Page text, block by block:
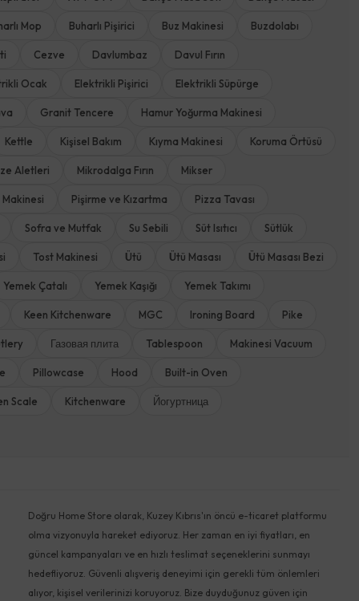
Mop Buharlı Pişirici Buz Makinesi Buzdolabı
Cezve Davlumbaz Davul Fırın
Ocak Elektrikli Pişirici Elektrikli Süpürge
Granit Tencere Hamur Yoğurma Makinesi
Kettle Kişisel Bakım Kıyma Makinesi Koruma Örtüsü
Aletleri Mikrodalga Fırın Mikser
Pişirme ve Kızartma Pizza Tavası
Sofra ve Mutfak Su Sebili Süt Isıtıcı Sütlük
Tost Makinesi Ütü Ütü Masası Ütü Masası Bezi
Yemek Çatalı Yemek Kaşığı Yemek Takımı
Keen Kitchenware MGC Ironing Board Pike
Газовая плита Tablespoon Makinesi Vacuum
Pillowcase Hood Built-in Oven
Scale Kitchenware Йогуртница
Doğru Home Store olarak, Kuzey Kıbrıs'ın öncü e-ticaret platformu
olma vizyonuyla hareket ediyoruz. Her zaman en iyi fiyatları, en
güncel kampanyaları ve en hızlı teslimat seçeneklerini sunmayı
hedefliyoruz. Güvenli alışveriş deneyimi için gerekli tüm önlemleri
alıyor, kişisel verilerinizi koruyoruz. Bize duyduğunuz güven için